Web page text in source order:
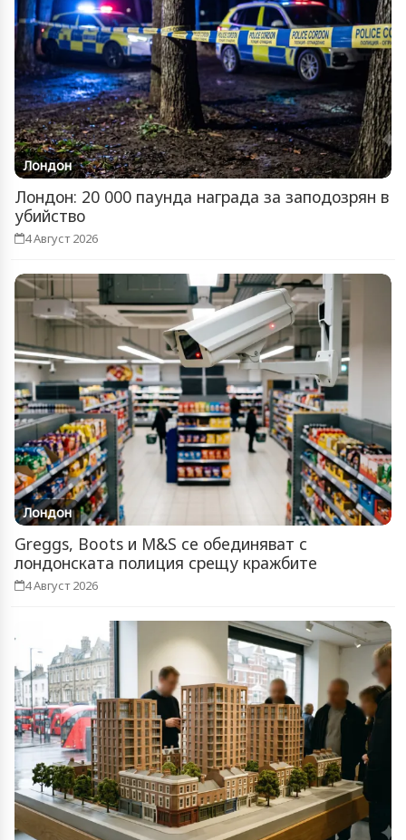
Лондон
Лондон: 20 000 паунда награда за заподозрян в
убийство
4 Август 2026
Лондон
Greggs, Boots и M&S се обединяват с
лондонската полиция срещу кражбите
4 Август 2026